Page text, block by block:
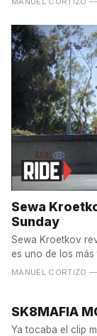
Sewa
Sunday
Sewa Kroetkov
MANUEL CORTIZO —
SK8MAFIA
Ya tocaba el clip